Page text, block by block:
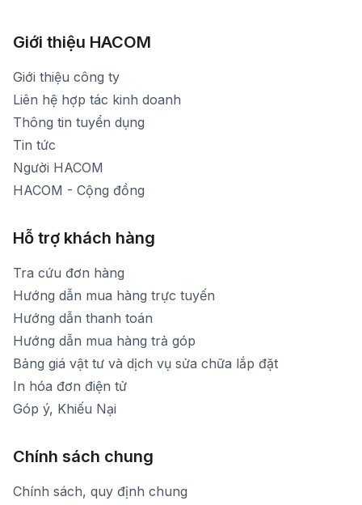
Thời gian mở cửa: Từ 8h30-19h hàng ngày
Xem bản đồ đường đi
1900 1903 (máy lẻ 159) -(028)73000322
1900 1903 (máy lẻ 160)
[email protected]
Thời gian mở cửa: Từ 8h30-20h hàng ngày
Giới thiệu HACOM
Giới thiệu công ty
Liên hệ hợp tác kinh doanh
Thông tin tuyển dụng
Tin tức
Người HACOM
HACOM - Cộng đồng
Hỗ trợ khách hàng
Tra cứu đơn hàng
Hướng dẫn mua hàng trực tuyến
Hướng dẫn thanh toán
Hướng dẫn mua hàng trả góp
Bảng giá vật tư và dịch vụ sửa chữa lắp đặt
In hóa đơn điện tử
Góp ý, Khiếu Nại
Chính sách chung
Chính sách, quy định chung